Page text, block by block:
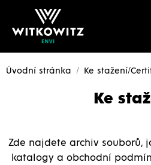
Úvodní stránka Ke stažení/
Ke
Zde najdete archiv souborů,
katalogy a obchodní